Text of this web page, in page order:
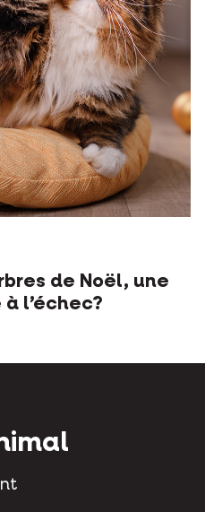
de Noël, une
l’échec?